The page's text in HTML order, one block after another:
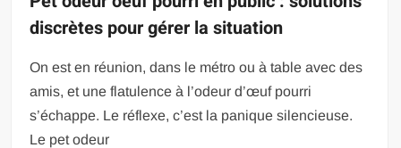
discrètes pour gérer la situation
On est en réunion, dans le métro ou à table avec des
amis, et une flatulence à l’odeur d’œuf pourri
s’échappe. Le réflexe, c’est la panique silencieuse.
Le pet odeur